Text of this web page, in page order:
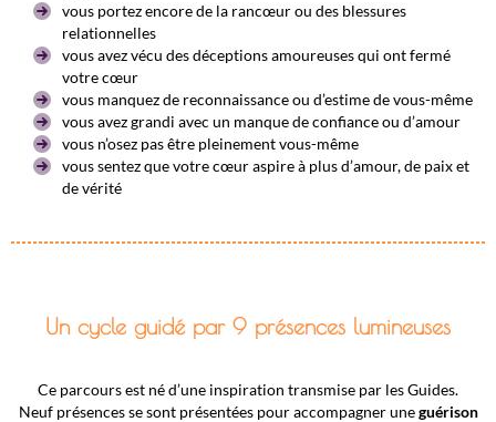
vous portez encore de la rancœur ou des blessures
relationnelles
vous avez vécu des déceptions amoureuses qui ont fermé
votre cœur
vous manquez de reconnaissance ou d’estime de vous-même
vous avez grandi avec un manque de confiance ou d’amour
vous n’osez pas être pleinement vous-même
vous sentez que votre cœur aspire à plus d’amour, de paix et
de vérité
Un cycle guidé par 9 présences lumineuses
Ce parcours est né d’une inspiration transmise par les Guides.
Neuf présences se sont présentées pour accompagner uneguérison